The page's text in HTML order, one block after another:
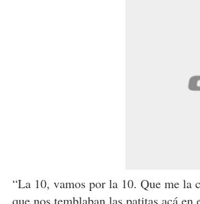
“La 10, vamos por la 10. Que me la
que nos temblaban las patitas acá